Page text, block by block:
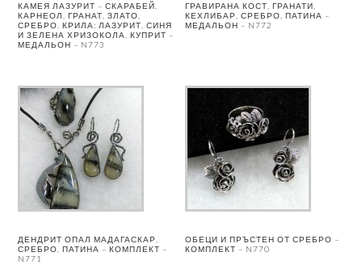
КАМЕЯ ЛАЗУРИТ – СКАРАБЕЙ,
КАРНЕОЛ, ГРАНАТ, ЗЛАТО,
СРЕБРО. КРИЛА: ЛАЗУРИТ, СИНЯ
И ЗЕЛЕНА ХРИЗОКОЛА, КУПРИТ –
МЕДАЛЬОН – N773
ГРАВИРАНА КОСТ, ГРАНАТИ,
КЕХЛИБАР, СРЕБРО, ПАТИНА –
МЕДАЛЬОН – N772
ДЕНДРИТ ОПАЛ МАДАГАСКАР,
СРЕБРО, ПАТИНА – КОМПЛЕКТ –
N771
ОБЕЦИ И ПРЪСТЕН ОТ СРЕБРО –
КОМПЛЕКТ – N770